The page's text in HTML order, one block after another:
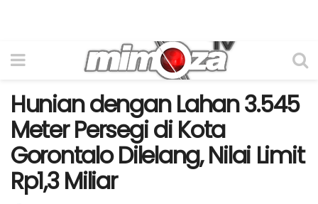
Hunian dengan Lahan 3.545
Meter Persegi di Kota
Gorontalo Dilelang, Nilai Limit
Rp1,3 Miliar